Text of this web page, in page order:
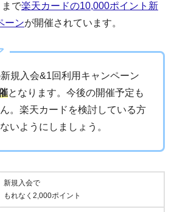
で楽天カードの10,000ポイント新
ーンが開催されています。
規入会&1回利用キャンペーン
となります。今後の開催予定も
。楽天カードを検討している方
いようにしましょう。
新規入会で
もれなく2,000ポイント